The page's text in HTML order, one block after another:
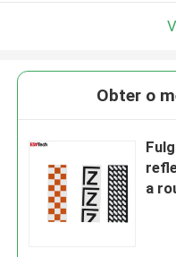
Obter o
a